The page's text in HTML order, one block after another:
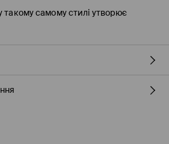
такому самому стилі утворює
95% ПОЛІЕСТЕР, 5% ЕЛАСТАН